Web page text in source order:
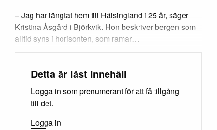
– Jag har längtat hem till Hälsingland i 25 år, säger
Kristina Åsgård i Björkvik. Hon beskriver bergen som
alltid syns i horisonten, som ramar…
Detta är låst innehåll
Logga in som prenumerant för att få tillgång
till det.
Logga in